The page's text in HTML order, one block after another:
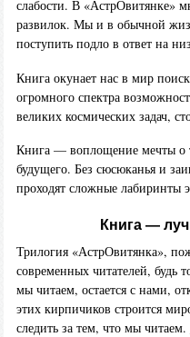
слабости. В «АстрОвитянке»
развилок. Мы и в обычной
поступить подло в ответ на
Книга окунает нас в мир
огромного спектра
великих космических задач,
Книга — воплощение мечты о
будущего. Без сюсюканья и
проходят сложные лабиринты
Книга —
Трилогия «АстрОвитянка»,
современных читателей, будь
мы читаем, остается с нами,
этих кирпичиков строится
следить за тем, что мы читаем.